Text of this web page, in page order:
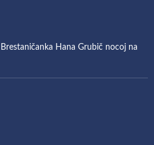
Hana Grubič nocoj na